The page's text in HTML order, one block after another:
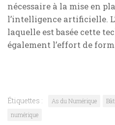
nécessaire à la mise en
l’intelligence artificielle.
laquelle est basée cette
également l’effort de
Étiquettes : As du Numérique
numérique